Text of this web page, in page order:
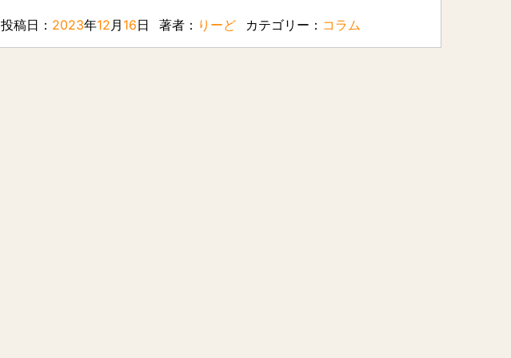
投稿日： 2023年12月 16日 著者： りーど カテゴリー： コラム